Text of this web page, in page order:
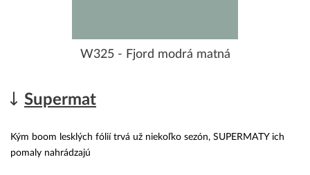
W325 - Fjord modrá matná
Supermat
Kým boom lesklých fólií trvá už niekoľko sezón, SUPERMATY ich
pomaly nahrádzajú